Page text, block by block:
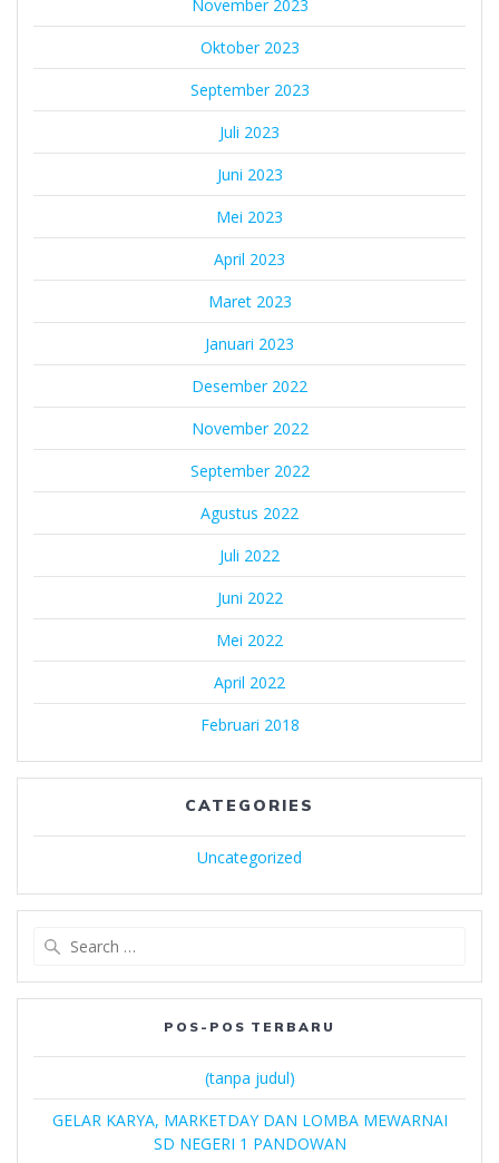
November 2023
Oktober 2023
September 2023
Juli 2023
Juni 2023
Mei 2023
April 2023
Maret 2023
Januari 2023
Desember 2022
November 2022
September 2022
Agustus 2022
Juli 2022
Juni 2022
Mei 2022
April 2022
Februari 2018
CATEGORIES
Uncategorized
POS-POS TERBARU
(tanpa judul)
GELAR KARYA, MARKETDAY DAN LOMBA MEWARNAI
SD NEGERI 1 PANDOWAN